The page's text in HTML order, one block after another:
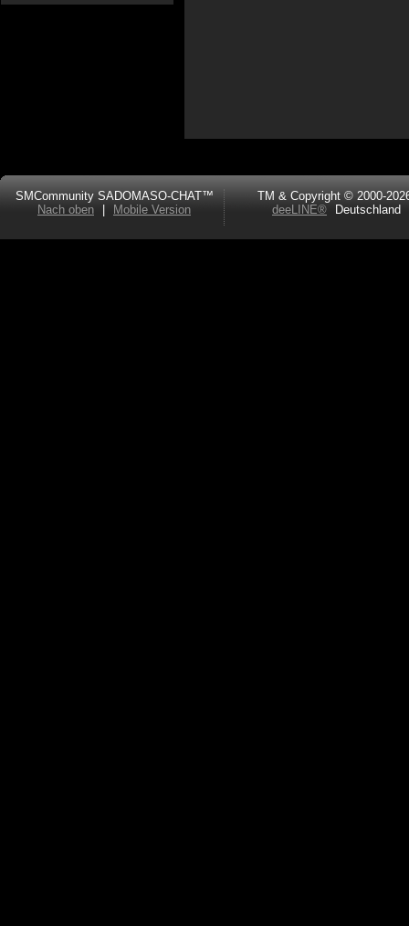
SMCommunity SADOMASO-CHAT™
Nach oben
Mobile Version
TM & Copyright © 2000-
deeLINE®
Deutschland